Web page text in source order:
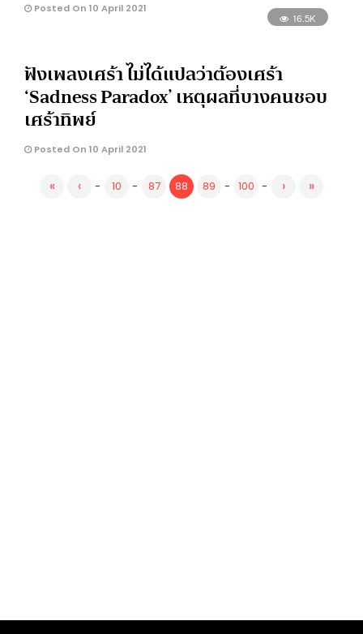
Posted On 10 April 2021
16.5K
ฟังเพลงเศร้า ไม่ได้แปลว่าต้องเศร้า
‘Sadness Paradox’ เหตุผลที่บางคนชอบ
เศร้าทิพย์
Posted On 10 April 2021
« ‹ - 10 - 87 88 89 - 100 - › »